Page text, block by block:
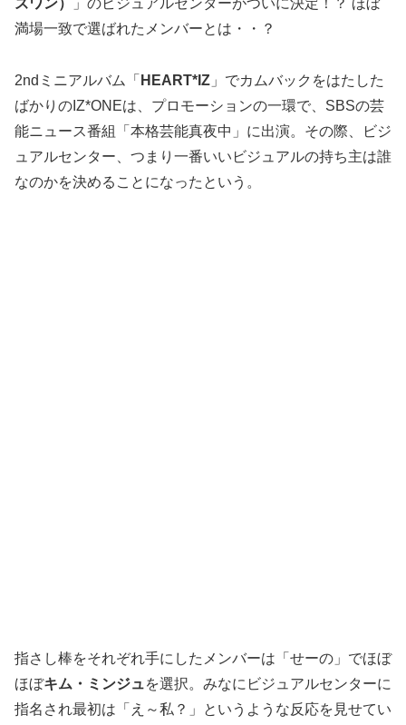
ズワン）
」のビジュアルセンターがついに決定！？ ほぼ
満場一致で選ばれたメンバーとは・・？
2ndミニアルバム「 HEART*IZ 」でカムバックをはたした
ばかりのIZ*ONEは、プロモーションの一環で、SBSの芸
能ニュース番組「本格芸能真夜中」に出演。その際、ビジ
ュアルセンター、つまり一番いいビジュアルの持ち主は誰
なのかを決めることになったという。
指さし棒をそれぞれ手にしたメンバーは「せーの」でほぼ
ほぼキム・ミンジュを選択。みなにビジュアルセンターに
指名され最初は「え～私？」というような反応を見せてい